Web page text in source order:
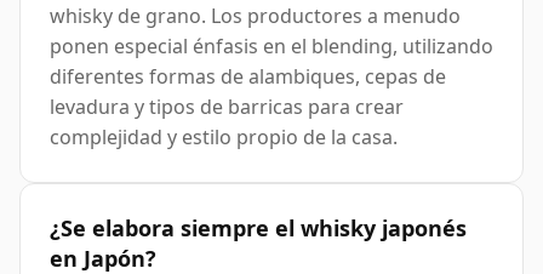
whisky de grano. Los productores a menudo
ponen especial énfasis en el blending, utilizando
diferentes formas de alambiques, cepas de
levadura y tipos de barricas para crear
complejidad y estilo propio de la casa.
¿Se elabora siempre el whisky japonés
en Japón?